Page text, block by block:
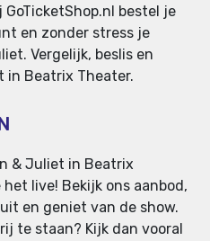
bestel je
en zonder stress je
Vergelijk, beslis en
in Beatrix Theater.
& Juliet in Beatrix
live! Bekijk ons aanbod,
en geniet van de show.
te staan? Kijk dan vooral